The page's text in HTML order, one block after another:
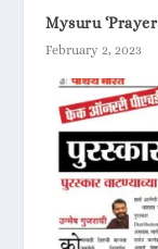
Mysuru
February 2, 2023